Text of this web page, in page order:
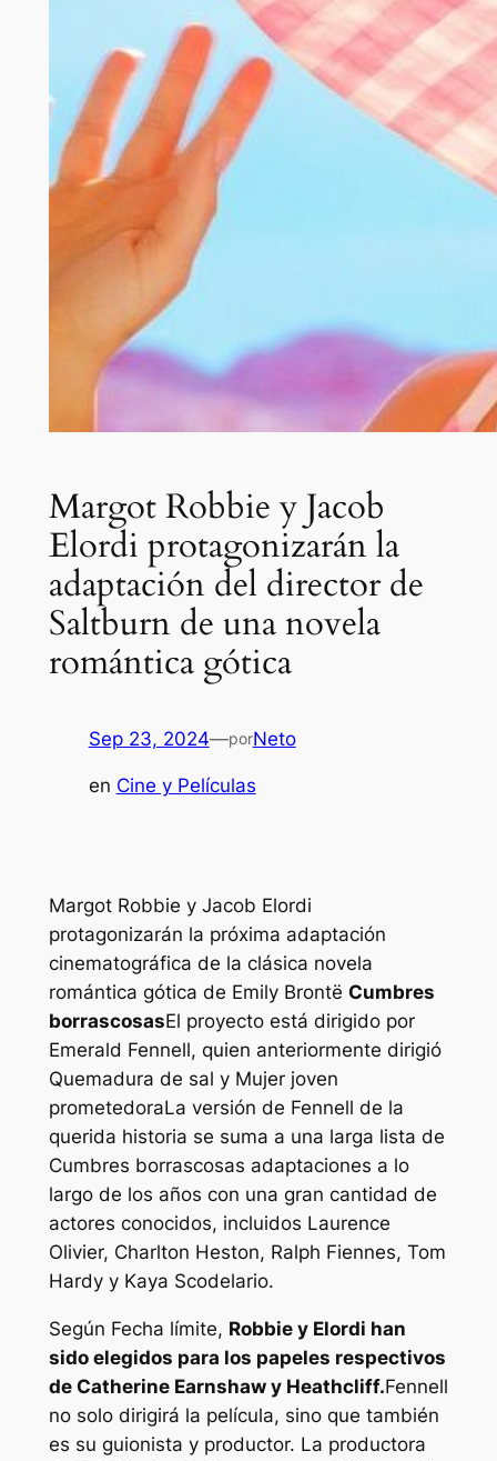
Margot Robbie y Jacob
Elordi protagonizarán la
adaptación del director de
Saltburn de una novela
romántica gótica
Sep 23, 2024—porNeto
en Cine y Películas
Margot Robbie y Jacob Elordi
protagonizarán la próxima adaptación
cinematográfica de la clásica novela
romántica gótica de Emily Brontë Cumbres
borrascosasEl proyecto está dirigido por
Emerald Fennell, quien anteriormente dirigió
Quemadura de sal y Mujer joven
prometedoraLa versión de Fennell de la
querida historia se suma a una larga lista de
Cumbres borrascosas adaptaciones a lo
largo de los años con una gran cantidad de
actores conocidos, incluidos Laurence
Olivier, Charlton Heston, Ralph Fiennes, Tom
Hardy y Kaya Scodelario.
Según Fecha límite, Robbie y Elordi han
sido elegidos para los papeles respectivos
de Catherine Earnshaw y Heathcliff.Fennell
no solo dirigirá la película, sino que también
es su guionista y productor. La productora